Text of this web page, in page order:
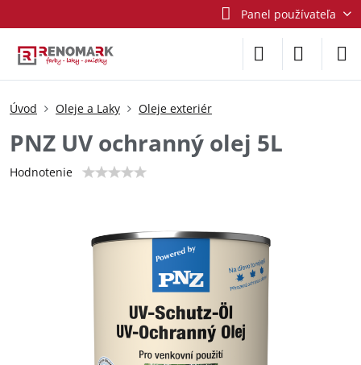
Panel používateľa
Úvod Oleje a Laky Oleje exteriér
PNZ UV ochranný olej 5L
Hodnotenie